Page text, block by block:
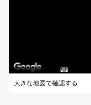
大きな地図で確認する